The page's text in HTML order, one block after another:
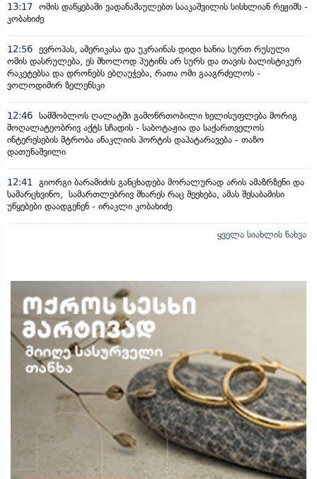
13:17 ომის დაწყებაში ვადანაშაულებთ სააკაშვილის სისხლიან რეჟიმს -
კობახიძე
12:56 ევროპას, ამერიკასა და უკრაინას დიდი ხანია სურთ რუსული
ომის დასრულება, ეს მხოლოდ პუტინს არ სურს და თავის ბალისტიკურ
რაკეტებსა და დრონებს ებღაუჭება, რათა ომი გააგრძელოს -
ვოლოდიმირ ზელენსკი
12:46 სამშობლოს ღალატში გამოწრთობილი ხელისუფლება მორიგ
მოღალატეობრივ აქტს სჩადის - საბოტაჟია და საქართველოს
ინტერესების მტრობა ანაკლიის პორტის დაპატარავება - თაზო
დათუნაშვილი
12:41
გიორგი ბარამიძის განცხადება მორალურად არის ამაზრზენი და
სამარცხვინო, სამართლებრივ მხარეს რაც შეეხება, ამას შესაბამისი
უწყებები დაადგენენ - ირაკლი კობახიძე
ყველა სიახლის ნახვა